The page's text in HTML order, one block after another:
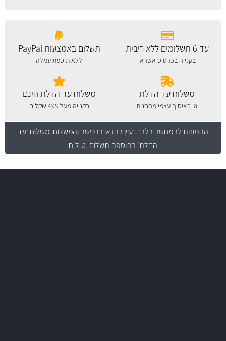
עד 6 תשלומים ללא ריבית
בקנייה בכרטיס אשראי
תשלום באמצעות PayPal
ללא תוספת עמלה
משלוח עד הדלת
או באיסוף עצמי מהחנות
משלוח עד הדלת חינם
בקנייה מעל 499 שקלים
התמונות להמחשה בלבד.עיין בתנאי הרכישה והמשלוח. משלוח 'עד
הדלת' בתוספת תשלום. ט.ל.ח